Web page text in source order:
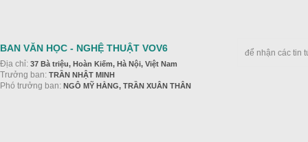
BAN VĂN HỌC - NGHỆ THUẬT VOV6
Địa chỉ: 37 Bà triệu, Hoàn Kiếm, Hà Nội, Việt Nam
Trưởng ban: TRẦN NHẬT MINH
Phó trưởng ban: NGÔ MỸ HẰNG, TRẦN XUÂN THÂN
để nhận các tin